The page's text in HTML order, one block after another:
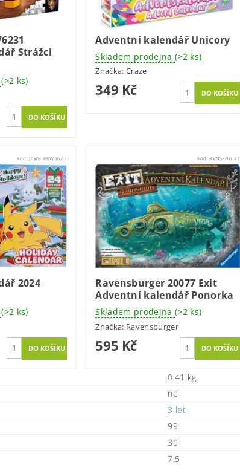
Strážci
(>2 ks)
Adventní kalendář Unicory
Skladem prodejna (>2 ks)
Značka:Craze
349 Kč
Kód:JZWR-PKW3623
2024
(>2 ks)
Kód:RVNS-20077
Ravensburger 20077 Exit
Adventní kalendář Ponorka
Skladem prodejna (>2 ks)
Značka: Ravensburger
595 Kč
0.41 kg
ne
3 let
99
39
7.5